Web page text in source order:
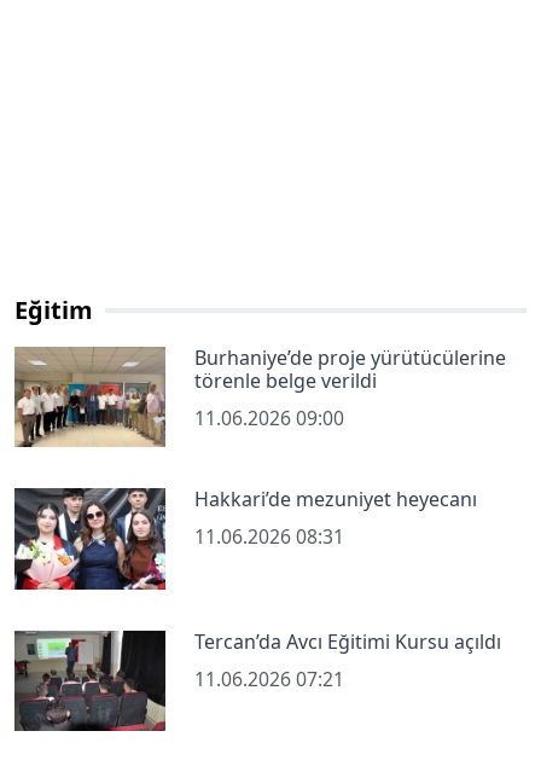
Eğitim
Burhaniye’de proje yürütücülerine
törenle belge verildi
11.06.2026 09:00
Hakkari’de mezuniyet heyecanı
11.06.2026 08:31
Tercan’da Avcı Eğitimi Kursu açıldı
11.06.2026 07:21